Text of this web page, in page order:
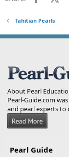
Tahitian Pearls
About Pearl
Pearl-Guide.com
and pearl experts to
Pearl Guide